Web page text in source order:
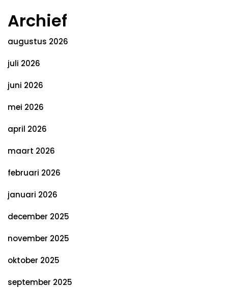
Archief
augustus 2026
juli 2026
juni 2026
mei 2026
april 2026
maart 2026
februari 2026
januari 2026
december 2025
november 2025
oktober 2025
september 2025